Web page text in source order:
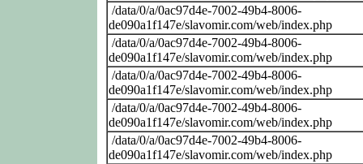
/data/0/a/0ac97d4e-7002-49b4-8006-
de090a1f147e/slavomir.com/web/index.php
/data/0/a/0ac97d4e-7002-49b4-8006-
de090a1f147e/slavomir.com/web/index.php
/data/0/a/0ac97d4e-7002-49b4-8006-
de090a1f147e/slavomir.com/web/index.php
/data/0/a/0ac97d4e-7002-49b4-8006-
de090a1f147e/slavomir.com/web/index.php
/data/0/a/0ac97d4e-7002-49b4-8006-
de090a1f147e/slavomir.com/web/index.php